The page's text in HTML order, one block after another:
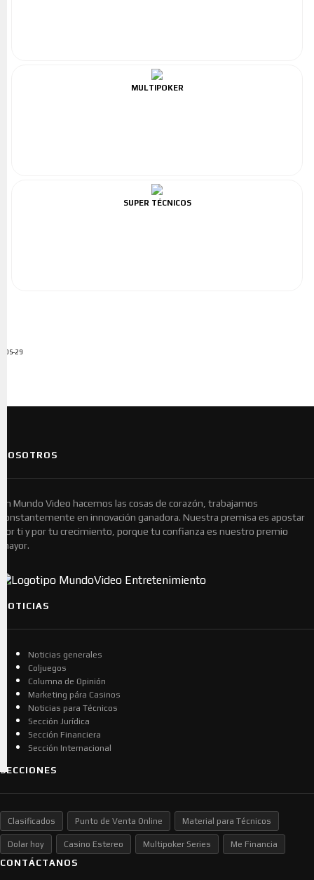
MULTIPOKER
SUPER TÉCNICOS
ADS-29
NOSOTROS
En Mundo Video hacemos las cosas de corazón, trabajamos
constantemente en innovación ganadora. Nuestra premisa es apostar
por ti y por tu crecimiento, porque tu confianza es nuestro premio
mayor.
NOTICIAS
Noticias generales
Coljuegos
Columna de Opinión
Marketing pára Casinos
Noticias para Técnicos
Sección Jurídica
Sección Financiera
Sección Internacional
SECCIONES
Clasificados Punto de Venta Online Material para Técnicos
Dolar hoy Casino Estereo Multipoker Series Me Financia
CONTÁCTANOS